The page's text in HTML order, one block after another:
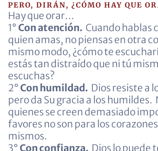
PERO, DIRÁN, ¿CÓMO HAY QUE
Hay que orar…
1° Con atención. Cuando hablas
quien amas, no piensas en otra
mismo modo, ¿cómo te
estás tan distraído que ni tú
escuchas?
2° Con humildad. Dios resiste a
pero da Su gracia a los humildes.
quienes se creen demasiado
favores no son para los
mismos.
3° Con confianza. Dios lo puede